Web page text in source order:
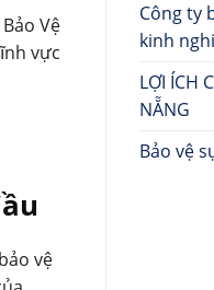
Vệ
vực
vệ
Công ty
kinh
LỢI ÍCH
NẴNG
Bảo vệ